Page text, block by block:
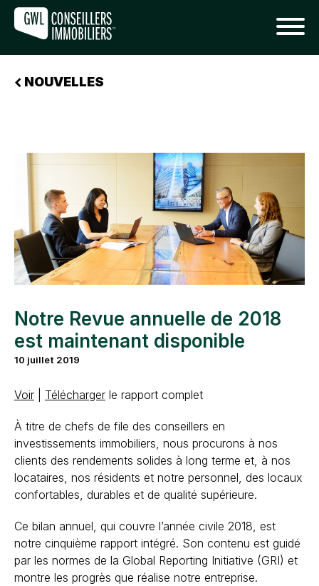
NOUVELLES
Notre Revue annuelle de 2018
est maintenant disponible
10 juillet 2019
Voir Télécharger le rapport complet
À titre de chefs de file des conseillers en
investissements immobiliers, nous procurons à nos
clients des rendements solides à long terme et, à nos
locataires, nos résidents et notre personnel, des locaux
confortables, durables et de qualité supérieure.
Ce bilan annuel, qui couvre l’année civile 2018, est
notre cinquième rapport intégré. Son contenu est guidé
par les normes de la Global Reporting Initiative (GRI) et
montre les progrès que réalise notre entreprise.